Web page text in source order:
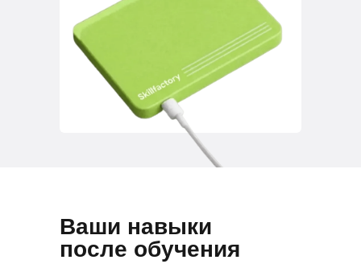
Ваши навыки
после обучения